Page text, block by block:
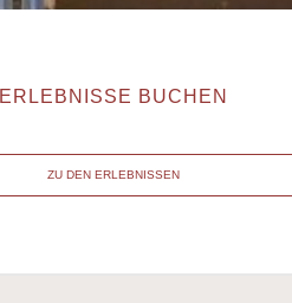
ERLEBNISSE BUCHEN
ZU DEN ERLEBNISSEN